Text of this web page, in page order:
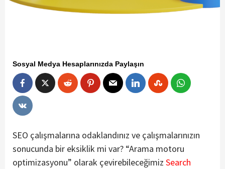
Sosyal Medya Hesaplarınızda Paylaşın
SEO çalışmalarına odaklandınız ve çalışmalarınızın
sonucunda bir eksiklik mi var? “Arama motoru
optimizasyonu” olarak çevirebileceğimiz Search